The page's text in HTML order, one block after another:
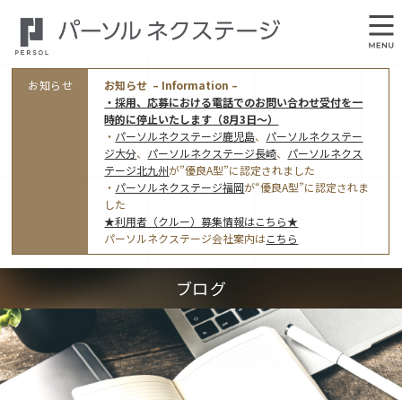
オフィス案内・アクセス
アクセストップ
東京オフィス
福岡オフィス
鹿児島オフィス
事業モデルと仕事内容
ワークスタイル
指定就労継続支援Ａ型事業所にかかる情報公表
採用情報トップ
利用者（クルー）募集
お知らせ
お知らせ – Information –
・採用、応募における電話でのお問い合わせ受付を一
時的に停止いたします（8月3日～）
・ パーソルネクステージ鹿児島、 パーソルネクステー
ジ大分、 パーソルネクステージ長崎、 パーソルネクス
テージ北九州が”優良A型”に認定されました
・ パーソルネクステージ福岡が“優良A型”に認定されま
した
★利用者（クルー）募集情報はこちら★
パーソルネクステージ会社案内はこちら
ブログ